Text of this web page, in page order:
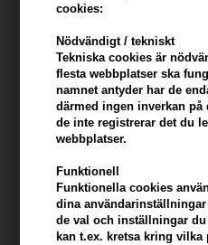
cookies:
Nödvändigt / tekniskt
Tekniska cookies är
flesta webbplatser ska
namnet antyder har de
därmed ingen inverkan
de inte registrerar det du
webbplatser.
Funktionell
Funktionella cookies
dina
de val och inställningar
kan t.ex. kretsa kring vilka
- Innehåller bambuextrakt som
samt gör håret mjukare
- Ger en matt yta och lämnar en
- Kombinera med en hårspray för
Användning
- Ta en lämplig mängd vax i handen
- Applicera och forma håret
Storlek: 2 x 100 ml